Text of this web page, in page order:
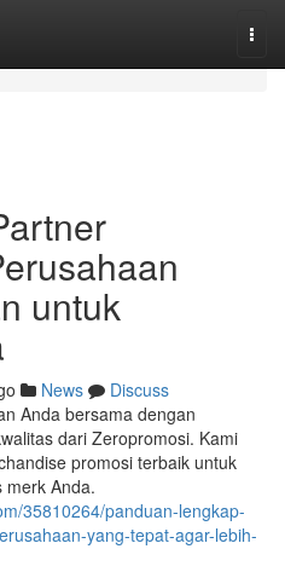
untuk
News
Discuss
Anda bersama dengan
dari Zeropromosi. Kami
promosi terbaik untuk
merk Anda.
35810264/panduan-lengkap-
yang-tepat-agar-lebih-